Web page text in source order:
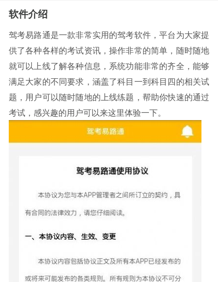
软件介绍
驾考易路通是一款非常实用的驾考软件，平台为大家提
供了各种各样的考试资讯，操作非常的简单，随时随地
就可以上线了解各种信息，系统功能非常的齐全，能够
满足大家的不同要求，涵盖了科目一到科目四的相关试
题，用户可以随时随地的上线练题，帮助你快速的通过
考试，感兴趣的用户可以来这里体验一下。